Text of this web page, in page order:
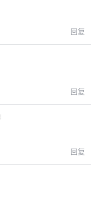
回复
回复
回复